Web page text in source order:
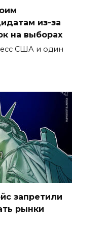
из-за
на выборах
США и один
запретили
рынки